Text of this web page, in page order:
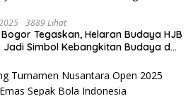
3889 Lihat
Tegaskan, Helaran Budaya HJB
Jadi Simbol Kebangkitan Budaya dan